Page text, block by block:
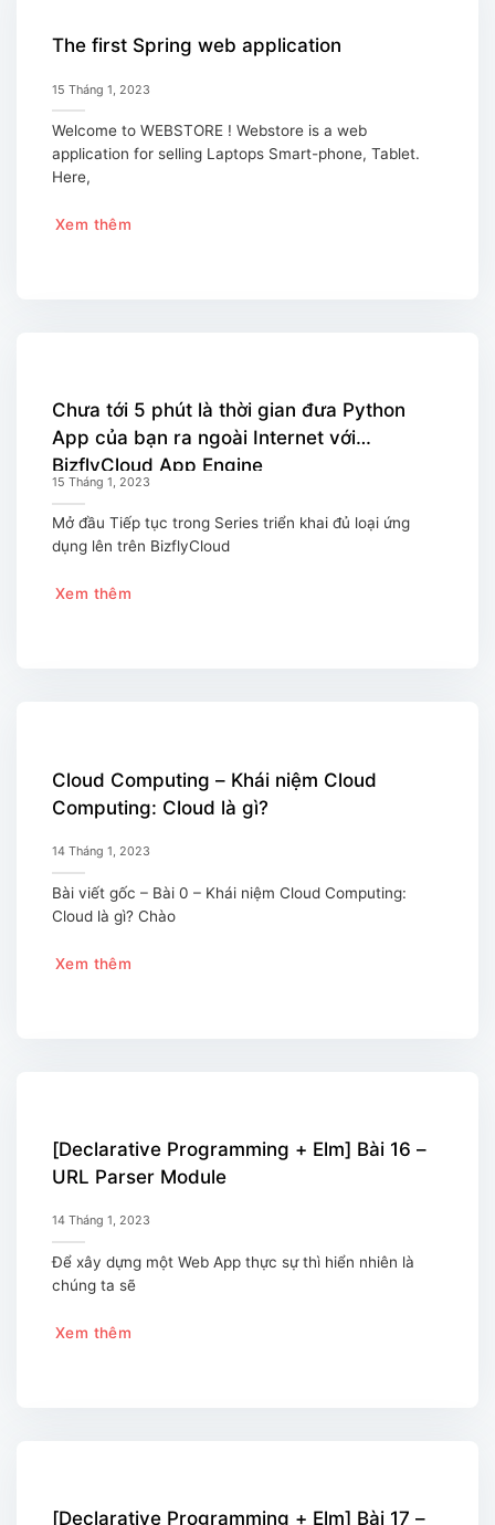
The first Spring web application
15 Tháng 1, 2023
Welcome to WEBSTORE ! Webstore is a web
application for selling Laptops Smart-phone, Tablet.
Here,
Xem thêm
Chưa tới 5 phút là thời gian đưa Python
App của bạn ra ngoài Internet với
BizflyCloud App Engine
15 Tháng 1, 2023
Mở đầu Tiếp tục trong Series triển khai đủ loại ứng
dụng lên trên BizflyCloud
Xem thêm
Cloud Computing – Khái niệm Cloud
Computing: Cloud là gì?
14 Tháng 1, 2023
Bài viết gốc – Bài 0 – Khái niệm Cloud Computing:
Cloud là gì? Chào
Xem thêm
[Declarative Programming + Elm] Bài 16 –
URL Parser Module
14 Tháng 1, 2023
Để xây dựng một Web App thực sự thì hiển nhiên là
chúng ta sẽ
Xem thêm
[Declarative Programming + Elm] Bài 17 –